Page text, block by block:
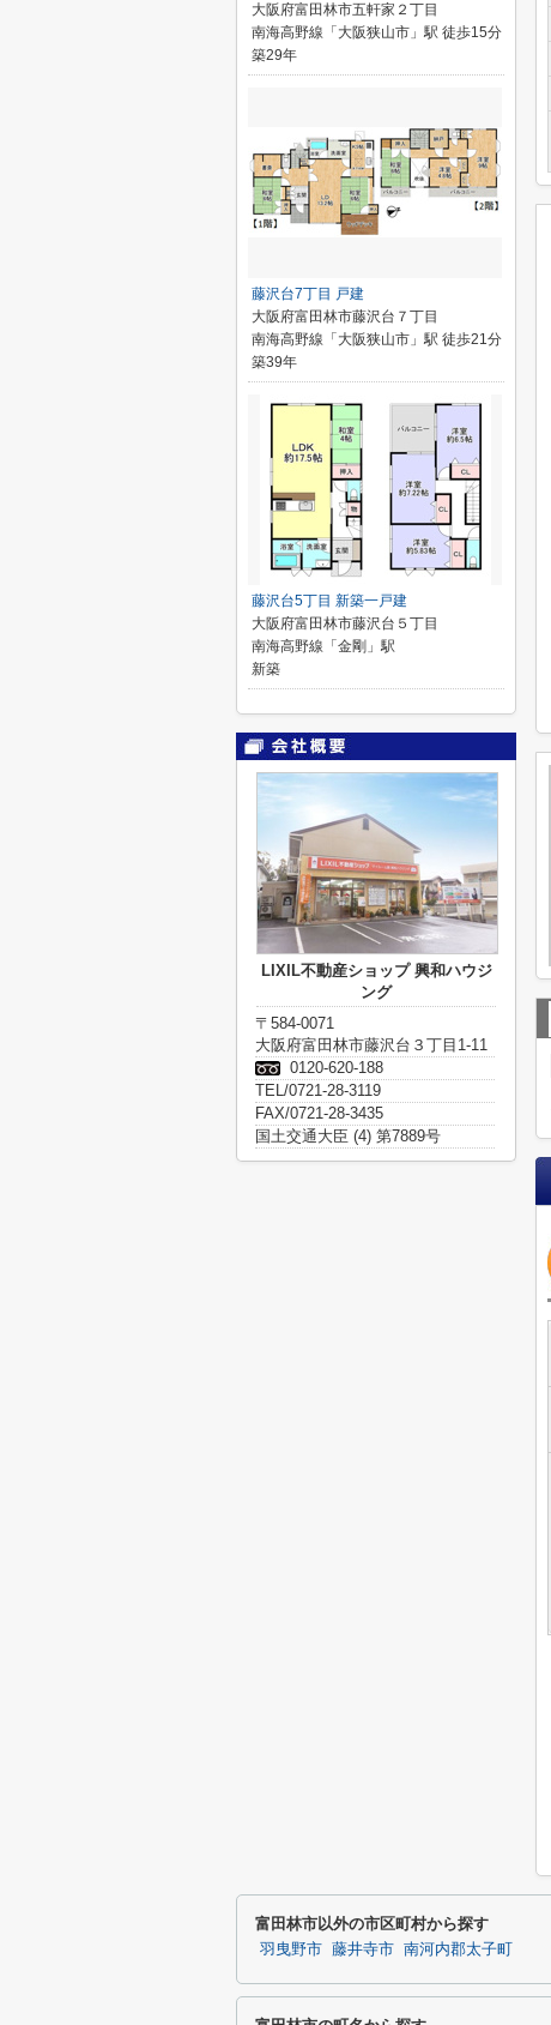
大阪府富田林市五軒家２丁目
南海高野線「大阪狭山市」駅 徒歩15分
築29年
藤沢台7丁目 戸建
大阪府富田林市藤沢台７丁目
南海高野線「大阪狭山市」駅 徒歩21分
築39年
藤沢台5丁目 新築一戸建
大阪府富田林市藤沢台５丁目
南海高野線「金剛」駅
新築
LIXIL不動産ショップ 興和ハウジ
ング
〒584-0071
大阪府富田林市藤沢台３丁目1-11
0120-620-188
TEL/0721-28-3119
FAX/0721-28-3435
国土交通大臣 (4) 第7889号
富田林市以外の市区町村から探す
羽曳野市 藤井寺市 南河内郡太子町